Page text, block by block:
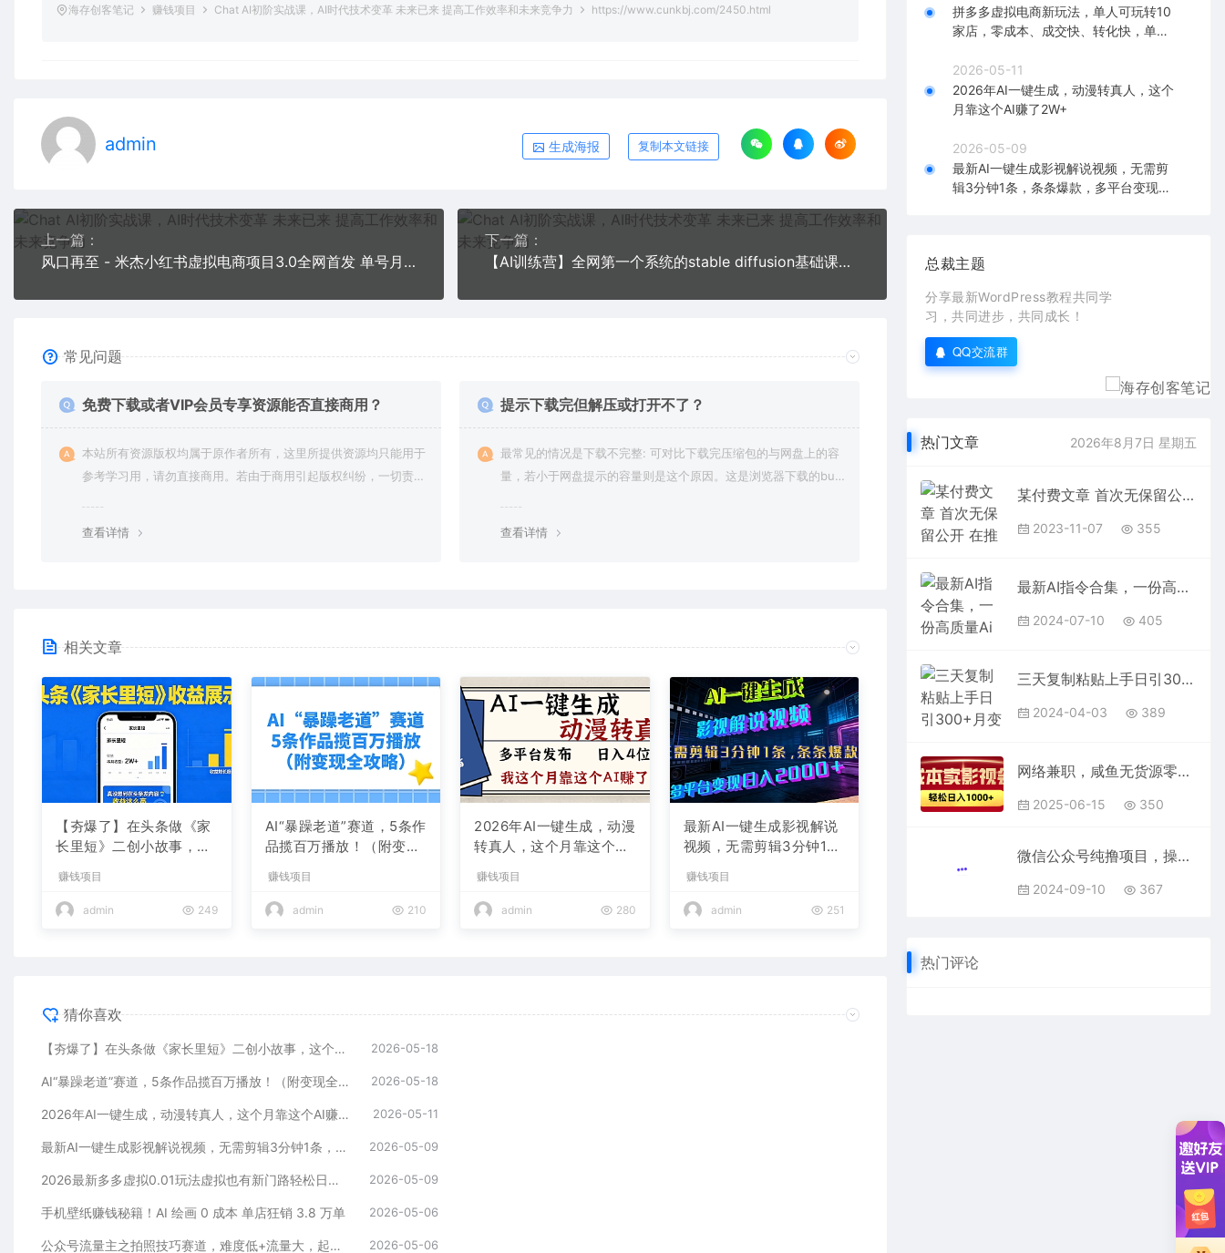
海存创客笔记 赚钱项目 Chat AI初阶实战课，AI时代技术变革 未来已来 提高工作效率和未来竞争力 https://www.cunkbj.com/2450.html
admin 生成海报 复制本文链接
上一篇：
风口再至 - 米杰小红书虚拟电商项目3.0全网首发 单号月收益过万 可批量
下一篇：
【AI训练营】全网第一个系统的stable diffusion基础课，新手入门必看
常见问题
免费下载或者VIP会员专享资源能否直接商用？
本站所有资源版权均属于原作者所有，这里所提供资源均只能用于
参考学习用，请勿直接商用。若由于商用引起版权纠纷，一切责任
查看详情
提示下载完但解压或打开不了？
最常见的情况是下载不完整: 可对比下载完压缩包的与网盘上的容
量，若小于网盘提示的容量则是这个原因。这是浏览器下载的bu
查看详情
相关文章
【夯爆了】在头条做《家
长里短》二创小故事，这
赚钱项目
admin 249
AI“暴躁老道”赛道，5条作
品揽百万播放！（附变现
赚钱项目
admin 210
2026年AI一键生成，动漫
转真人，这个月靠这个AI
赚钱项目
admin 280
最新AI一键生成影视解说
视频，无需剪辑3分钟1
现日入2000+
赚钱项目
admin 251
猜你喜欢
【夯爆了】在头条做《家长里短》二创小故事，这个月收益2w+ 2026-05-18
AI“暴躁老道”赛道，5条作品揽百万播放！（附变现全攻略） 2026-05-18
2026年AI一键生成，动漫转真人，这个月靠这个AI赚了2W+ 2026-05-11
最新AI一键生成影视解说视频，无需剪辑3分钟1条，条条爆款，多平台变现日入2000+ 2026-05-09
2026最新多多虚拟0.01玩法虚拟也有新门路轻松日入2500! 2026-05-09
手机壁纸赚钱秘籍！AI 绘画 0 成本 单店狂销 3.8 万单 2026-05-06
公众号流量主之拍照技巧赛道，难度低+流量大，起号第一篇就爆了10w阅读！ 2026-05-06
拼多多虚拟电商新玩法，单人可玩转10
家店，零成本、成交快、转化快，单店
2026-05-11
2026年AI一键生成，动漫转真人，这个
月靠这个AI赚了2W+
2026-05-09
最新AI一键生成影视解说视频，无需剪
辑3分钟1条，条条爆款，多平台变现日
总裁主题
分享最新WordPress教程共同学
习，共同进步，共同成长！
QQ交流群
热门文章 2026年8月7日 星期五
某付费文章 首次无保留公开 在推荐流量机制下 公众号快速起号入池的4个技巧
2023-11-07 355
最新AI指令合集，一份高质量Ai指令，解决你的内容创作【指令+教程】
2024-07-10 405
三天复制粘贴上手日引300+月变现5位数 小红书24年最新细分虚拟资料项目拆解
2024-04-03 389
网络兼职，咸鱼无货源零成本卖影视会员，轻轻松松日入1000+
2025-06-15 350
微信公众号纯撸项目，操作简单，可矩阵放大，轻松日入三位数
2024-09-10 367
热门评论